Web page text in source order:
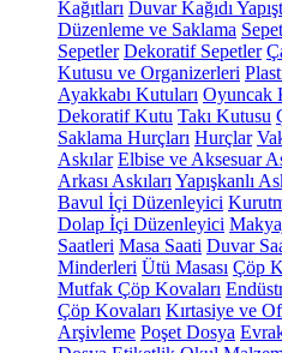
Kağıtları Duvar Kağıdı
Düzenleme ve Saklama
Sepetler Dekoratif Sepetler
Kutusu ve Organizerleri
Ayakkabı Kutuları Oyuncak
Dekoratif Kutu Takı Kutusu
Saklama Hurçları Hurçlar
Askılar Elbise ve Aksesuar
Arkası Askıları Yapışkanlı
Bavul İçi Düzenleyici
Dolap İçi Düzenleyici
Saatleri Masa Saati Duvar
Minderleri Ütü Masası Çöp
Mutfak Çöp Kovaları
Çöp Kovaları Kırtasiye ve
Arşivleme Poşet Dosya